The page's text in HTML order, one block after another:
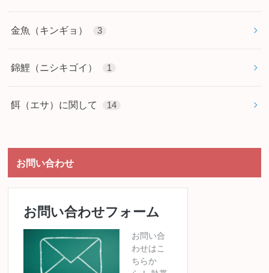
金魚（キンギョ） 3
錦鯉（ニシキゴイ） 1
餌（エサ）に関して 14
お問い合わせ